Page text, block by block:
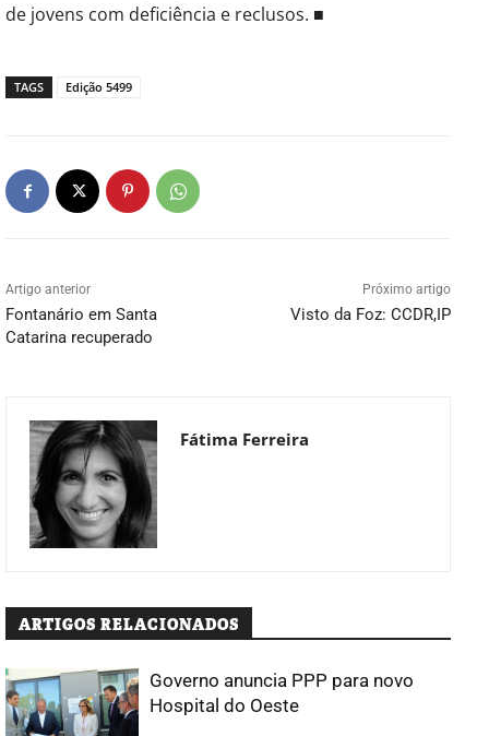
de jovens com deficiência e reclusos. ■
TAGS Edição 5499
Artigo anterior
Fontanário em Santa
Catarina recuperado
Próximo artigo
Visto da Foz: CCDR,IP
Fátima Ferreira
ARTIGOS RELACIONADOS
Governo anuncia PPP para novo
Hospital do Oeste